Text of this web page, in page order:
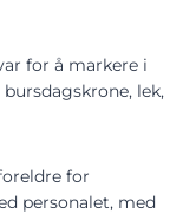
for å markere i
lek,
for
personalet, med